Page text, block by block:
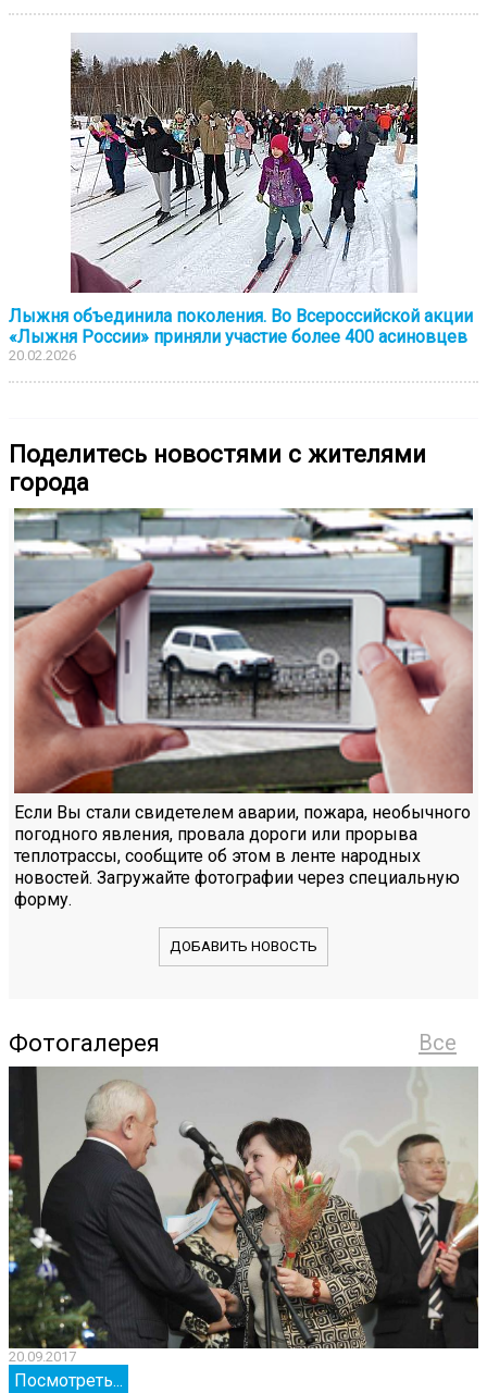
Лыжня объединила поколения. Во Всероссийской акции
«Лыжня России» приняли участие более 400 асиновцев
20.02.2026
Поделитесь новостями с жителями
города
Если Вы стали свидетелем аварии, пожара, необычного
погодного явления, провала дороги или прорыва
теплотрассы, сообщите об этом в ленте народных
новостей. Загружайте фотографии через специальную
форму.
ДОБАВИТЬ НОВОСТЬ
Все
Фотогалерея
20.09.2017
Посмотреть...